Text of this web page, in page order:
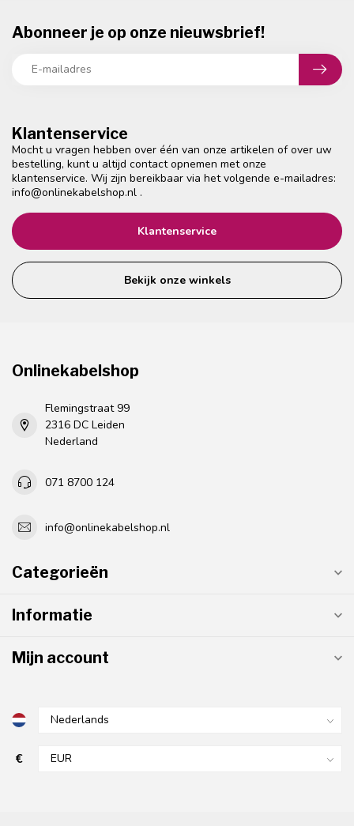
Klantenservice
Mocht u vragen hebben over één van onze artikelen of over uw
bestelling, kunt u altijd contact opnemen met onze
klantenservice. Wij zijn bereikbaar via het volgende e-mailadres:
info@onlinekabelshop.nl .
Klantenservice
Bekijk onze winkels
Abonneer je op onze nieuwsbrief!
Onlinekabelshop
Flemingstraat 99
2316 DC Leiden
Nederland
071 8700 124
info@onlinekabelshop.nl
Categorieën
Informatie
Mijn account
€